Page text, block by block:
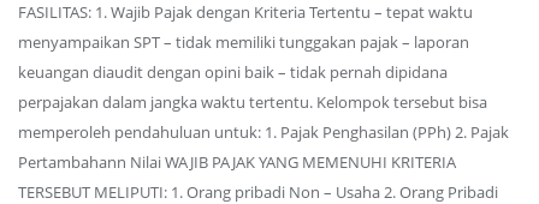
FASILITAS: 1. Wajib Pajak dengan Kriteria Tertentu – tepat waktu
menyampaikan SPT – tidak memiliki tunggakan pajak – laporan
keuangan diaudit dengan opini baik – tidak pernah dipidana
perpajakan dalam jangka waktu tertentu. Kelompok tersebut bisa
memperoleh pendahuluan untuk: 1. Pajak Penghasilan (PPh) 2. Pajak
Pertambahann Nilai WAJIB PAJAK YANG MEMENUHI KRITERIA
TERSEBUT MELIPUTI: 1. Orang pribadi Non – Usaha 2. Orang Pribadi